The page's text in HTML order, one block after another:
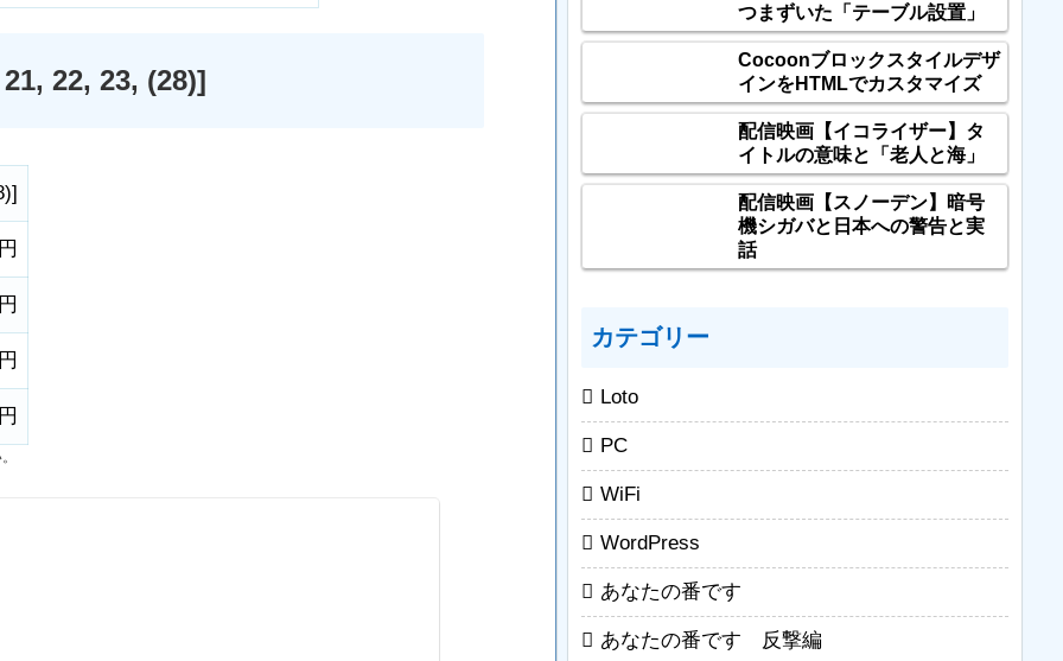
22, 23, (28)]
]
つまずいた「テーブル設置」
Cocoonブロックスタイルデザ
インをHTMLでカスタマイズ
配信映画【イコライザー】タ
イトルの意味と「老人と海」
配信映画【スノーデン】暗号
機シガバと日本への警告と実
話
カテゴリー
Loto
PC
WiFi
WordPress
あなたの番です
あなたの番です 反撃編